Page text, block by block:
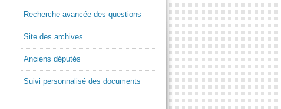
Recherche avancée des questions
Site des archives
Anciens députés
Suivi personnalisé des documents